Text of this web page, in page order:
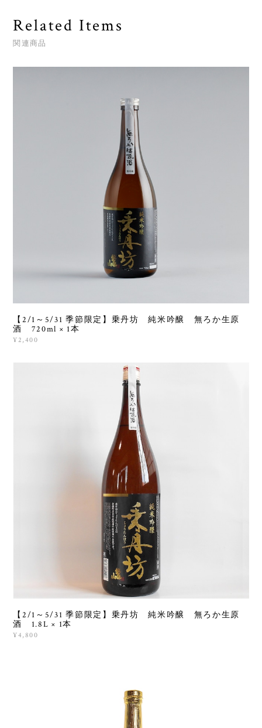
Related Items
関連商品
【2/1～5/31 季節限定】乗丹坊 純米吟醸 無ろか生原
酒 720ml × 1本
¥2,400
【2/1～5/31 季節限定】乗丹坊 純米吟醸 無ろか生原
酒 1.8L × 1本
¥4,800